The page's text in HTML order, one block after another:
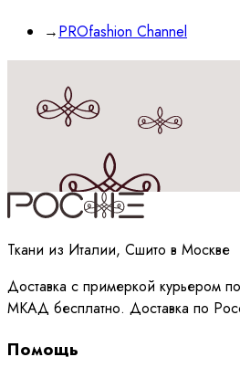
→PROfashion Channel
Принимаюполитикуобработки
Ткани из Италии, Сшито в Москве
Доставка с примеркой курьером
МКАД бесплатно. Доставка по
Помощь